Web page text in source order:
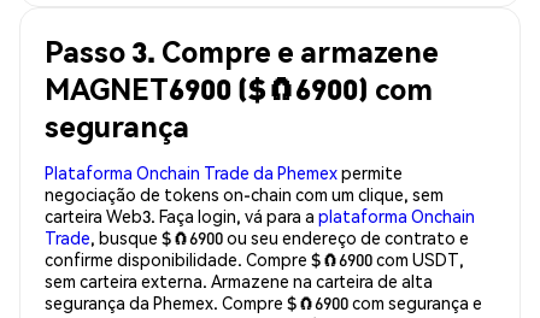
Passo 3. Compre e armazene
MAGNET6900 ($🧲6900) com
segurança
Plataforma Onchain Trade da Phemexpermite
negociação de tokens on-chain com um clique, sem
carteira Web3. Faça login, vá para a plataforma Onchain
Trade, busque $🧲6900 ou seu endereço de contrato e
confirme disponibilidade. Compre $🧲6900 com USDT,
sem carteira externa. Armazene na carteira de alta
segurança da Phemex. Compre $🧲6900 com segurança e